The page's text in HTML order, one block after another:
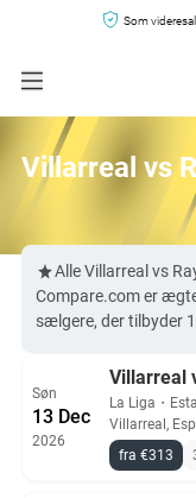
Som
Villarreal vs
Alle Villarreal vs
Compare.com er
sælgere, der tilbyder
Søn
13 Dec
2026
Villarreal
La Liga ・
Villarreal,
fra €313